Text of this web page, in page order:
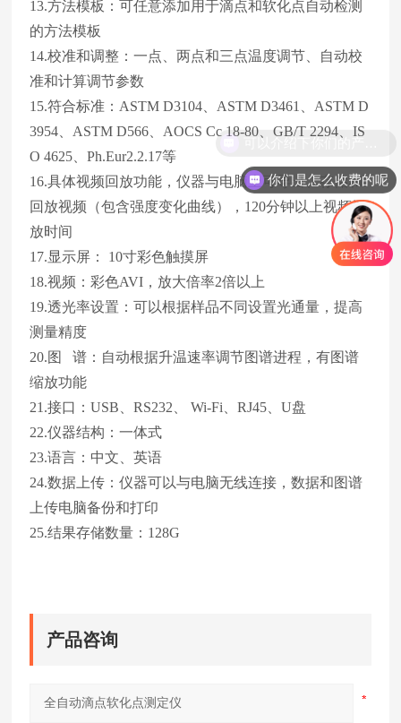
13.方法模板：可任意添加用于滴点和软化点自动检测
的方法模板
14.校准和调整：一点、两点和三点温度调节、自动校
准和计算调节参数
15.符合标准：ASTM D3104、ASTM D3461、ASTM D
3954、ASTM D566、AOCS Cc 18-80、GB/T 2294、IS
O 4625、Ph.Eur2.2.17等
16.具体视频回放功能，仪器与电脑上可导出、存储和
回放视频（包含强度变化曲线），120分钟以上视频播
放时间
17.显示屏： 10寸彩色触摸屏
18.视频：彩色AVI，放大倍率2倍以上
19.透光率设置：可以根据样品不同设置光通量，提高
测量精度
20.图 谱：自动根据升温速率调节图谱进程，有图谱
缩放功能
21.接口：USB、RS232、 Wi-Fi、RJ45、U盘
22.仪器结构：一体式
23.语言：中文、英语
24.数据上传：仪器可以与电脑无线连接，数据和图谱
上传电脑备份和打印
25.结果存储数量：128G
产品咨询
可以介绍下你们的产品么
你们是怎么收费的呢